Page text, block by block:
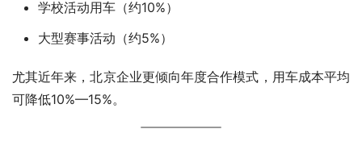
学校活动用车（约10%）
大型赛事活动（约5%）
尤其近年来，北京企业更倾向年度合作模式，用车成本平均
可降低10%—15%。